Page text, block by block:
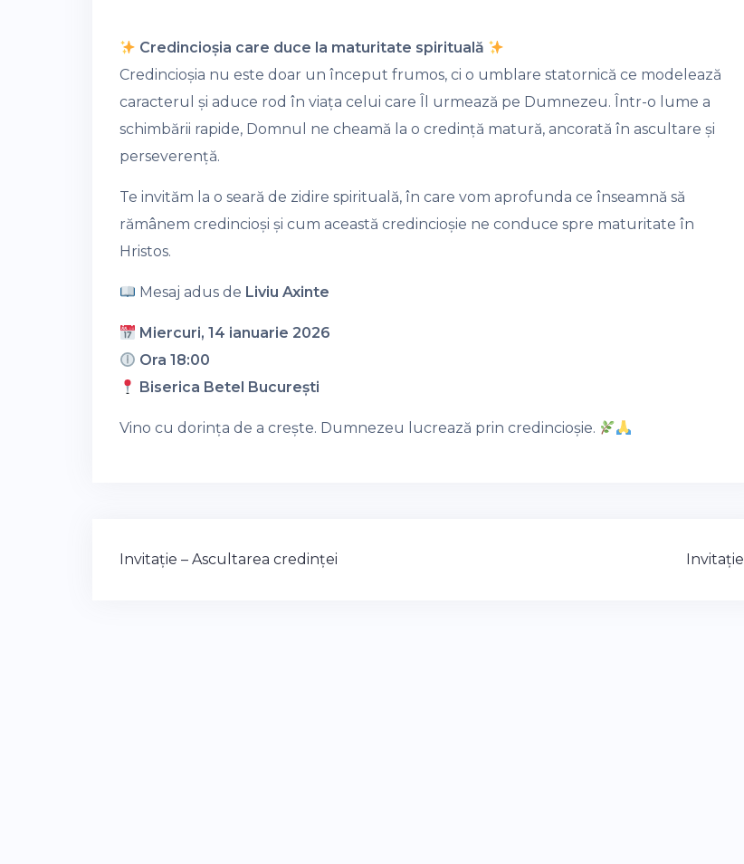
Credincioșia care duce la maturitate spirituală
Credincioșia nu este doar un început frumos, ci o umblare statornică ce modelează
caracterul și aduce rod în viața celui care Îl urmează pe Dumnezeu. Într-o lume a
schimbării rapide, Domnul ne cheamă la o credință matură, ancorată în ascultare și
perseverență.
Te invităm la o seară de zidire spirituală, în care vom aprofunda ce înseamnă să
rămânem credincioși și cum această credincioșie ne conduce spre maturitate în
Hristos.
Mesaj adus de Liviu Axinte
Miercuri, 14 ianuarie 2026
Ora 18:00
Biserica Betel București
Vino cu dorința de a crește. Dumnezeu lucrează prin credincioșie.
Post
Invitație – Ascultarea credinței Invitație